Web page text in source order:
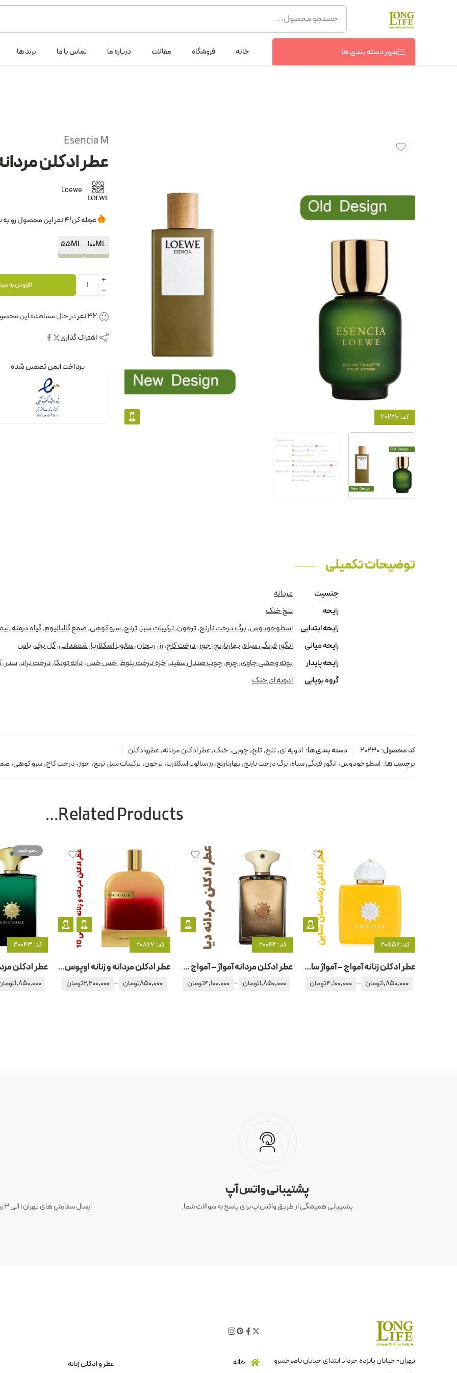
توجه! برند لانگ لایف رایحه های معروف را با شیشه و بسته بندی خود شرکت لانگ لایف عرضه می کند.که با انتخاب حجم هر ادکلنی می توانید
شماره پشتیبانی :09368076869
مرور دسته بندی ها خانه فروشگاه مقالات درباره ما تماس با ما برند ها
کد: 20230
Esencia M
عطر ادکلن
Loewe
عجله کن! 4 نفر این محصول رو به سبدخرید خودشون اضافه کردن.
100ML
55ML
افزودن به
32نفردر حال مشاهده این
اشتراک گذاری
پرداخت ایمن تضمین شده
توضیحات تکمیلی
جنسیت
مردانه
رایحه
تلخ خنک
رایحه ابتدایی
اسطوخودوس,برگ درخت نارنج,ترخون,ترکیبات سبز,ترنج,سرو کوهی,صمغ گالبانیوم,گیاه درمنه,
رایحه میانی
انگور فرنگی سیاه,بهارنارنج,جوز,درخت کاج,رز,ریحان,سالویا اسکلاریا,شمعدانی,گل برف,یاس
رایحه پایدار
بوته وحشی جاوی,چرم,چوب صندل سفید,خزه درخت بلوط,خس خس,دانه تونکا,درخت نراد,سدر,
گروه بویایی
ادویه ای خنک
کد محصول:20230 دسته بندی ها: ادویه ای, تلخ, تلخ, چوبی, خنک, عطر ادکلن مردانه, عطروادکلن
برچسب ها: اسطوخودوس, انگور فرنگی سیاه,برگ درخت نارنج,بهارنارنج، رز،سالویا اسکلاریا, ترخون, ترکیبات سبز, ترنج, جوز, درخت کاج,سرو کوهی,
Related Products…
کد: 20556
عطر ادکلن زنانه آمواج – آمواژ سان شاین
1,850,000تومان –
4,100,000تومان
کد: 20042
عطر ادکلن مردانه آمواژ – آمواج دیا
1,850,000تومان –
4,100,000تومان
کد: 20867
عطر ادکلن مردانه و زنانه اوپوس – اپوس ۱0 آمواج – آمواژ
850,000تومان –
2,200,000تومان
ناموجود
کد: 20043
1,850,000
پشتیبانی واتس آپ
پشتیبانی همیشگی از طریق واتس‌اپ برای پاسخ به سوالات شما.
تهران- خیابان پانزده خرداد ابتدای خیابان ناصرخسرو
خانه
عطر و ادکلن زنانه